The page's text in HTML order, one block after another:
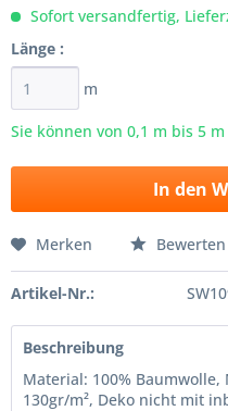
Sofort versandfertig,
Länge :
m
Sie können von 0,1 m bis 5
In den
Merken Bewerten
Artikel-Nr.:
Beschreibung
Material: 100% Baumwolle,
130gr/m², Deko nicht mit